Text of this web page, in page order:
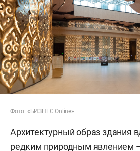
Фото: «БИЗНЕС Online»
Архитектурный образ здания
редким природным явлением